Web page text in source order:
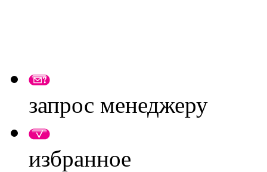
запрос менеджеру
избранное